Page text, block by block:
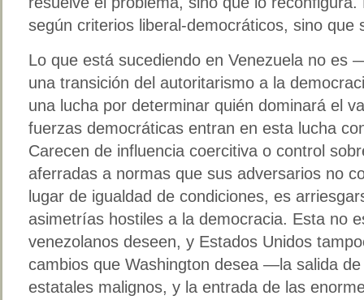
según criterios liberal-democráticos, sino que
Lo que está sucediendo en Venezuela no
una transición del autoritarismo a la
una lucha por determinar quién dominará el
fuerzas democráticas entran en esta lucha
Carecen de influencia coercitiva o control
aferradas a normas que sus adversarios no
lugar de igualdad de condiciones, es
asimetrías hostiles a la democracia. Esta no
venezolanos deseen, y Estados Unidos
cambios que Washington desea —la salida
estatales malignos, y la entrada de las